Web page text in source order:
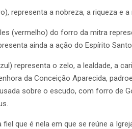
representa a nobreza, a riqueza e
(vermelho) do forro da mitra
ainda a ação do Espírito
representa o zelo, a lealdade, a
da Conceição Aparecida,
sobre o escudo, com forro de
que é nela em que se reúne a